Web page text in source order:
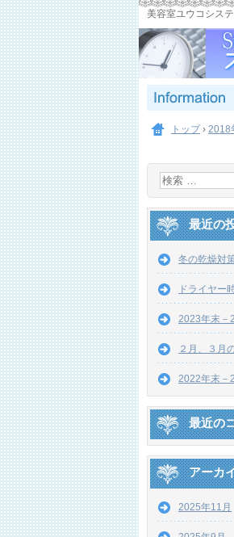
美容室ユウコシス
トップ › 2018
最近の
冬の乾燥対
ドライヤー
2023年末－
２月、３月
2022年末－
最近の
アーカ
2025年11月